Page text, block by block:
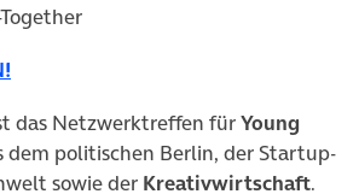
das Netzwerktreffen fürYoung
dem politischen Berlin, der Startup-
sowie der Kreativwirtschaft.